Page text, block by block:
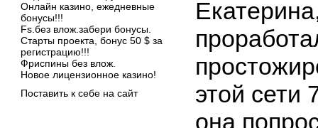
Онлайн казино, ежедневные
бонусы!!!
Fs.без влож.забери бонусы.
Старты проекта, бонус 50 $ за
регистрацию!!!
Фриспины без влож.
Новое лицензионное казино!
Поставить к себе на сайт
этой сети
она